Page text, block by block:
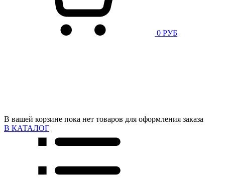
0 РУБ
В вашей корзине пока нет товаров для оформления заказа
В КАТАЛОГ